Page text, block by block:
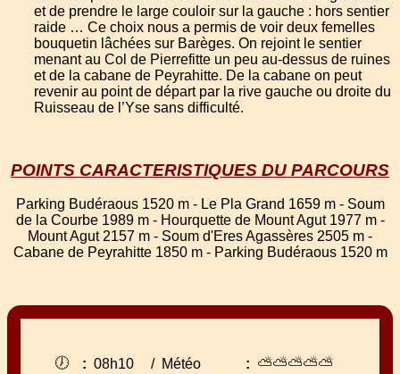
et de prendre le large couloir sur la gauche : hors sentier
raide … Ce choix nous a permis de voir deux femelles
bouquetin lâchées sur Barèges. On rejoint le sentier
menant au Col de Pierrefitte un peu au-dessus de ruines
et de la cabane de Peyrahitte. De la cabane on peut
revenir au point de départ par la rive gauche ou droite du
Ruisseau de l’Yse sans difficulté.
POINTS CARACTERISTIQUES DU PARCOURS
Parking Budéraous 1520 m - Le Pla Grand 1659 m - Soum
de la Courbe 1989 m - Hourquette de Mount Agut 1977 m -
Mount Agut 2157 m - Soum d'Eres Agassères 2505 m -
Cabane de Peyrahitte 1850 m - Parking Budéraous 1520 m
🕖 : 08h10 / Météo : ⛅⛅⛅⛅⛅